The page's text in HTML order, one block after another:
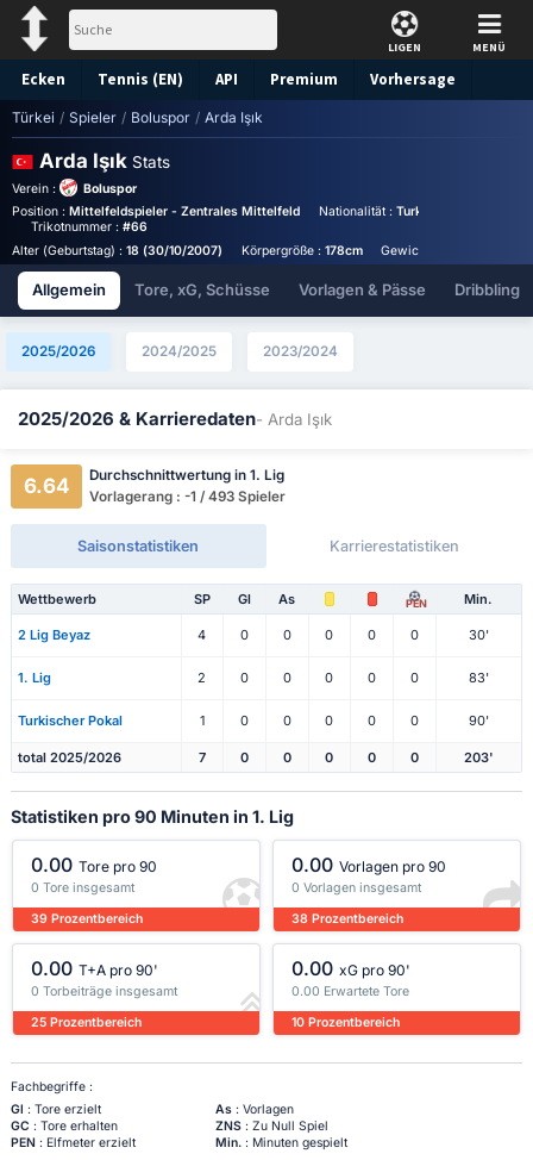
LIGEN MENÜ
Ecken Tennis (EN) API Premium Vorhersage
Türkei / Spieler / Boluspor / Arda Işık
Arda Işık Stats
Verein :
Boluspor
Position : Mittelfeldspieler - Zentrales Mittelfeld Nationalität : Turkey
Trikotnummer : #66
Alter (Geburtstag) : 18 (30/10/2007) Körpergröße : 178cm Gewicht :
Allgemein Tore, xG, Schüsse Vorlagen & Pässe Dribbling
2025/2026 2024/2025 2023/2024
2025/2026 & Karrieredaten- Arda Işık
6.64
Durchschnittwertung in 1. Lig
Vorlagerang : -1 / 493 Spieler
Saisonstatistiken Karrierestatistiken
Wettbewerb SP Gl As PEN Min.
2 Lig Beyaz 4 0 0 0 0 0 30'
1. Lig 2 0 0 0 0 0 83'
Turkischer Pokal 1 0 0 0 0 0 90'
total 2025/2026 7 0 0 0 0 0 203'
Statistiken pro 90 Minuten in 1. Lig
0.00 Tore pro 90
0 Tore insgesamt
39 Prozentbereich
0.00 Vorlagen pro 90
0 Vorlagen insgesamt
38 Prozentbereich
0.00 T+A pro 90'
0 Torbeiträge insgesamt
25 Prozentbereich
0.00 xG pro 90'
0.00 Erwartete Tore
10 Prozentbereich
Fachbegriffe :
Gl : Tore erzielt As: Vorlagen
GC : Tore erhalten ZNS: Zu Null Spiel
PEN: Elfmeter erzielt Min.: Minuten gespielt